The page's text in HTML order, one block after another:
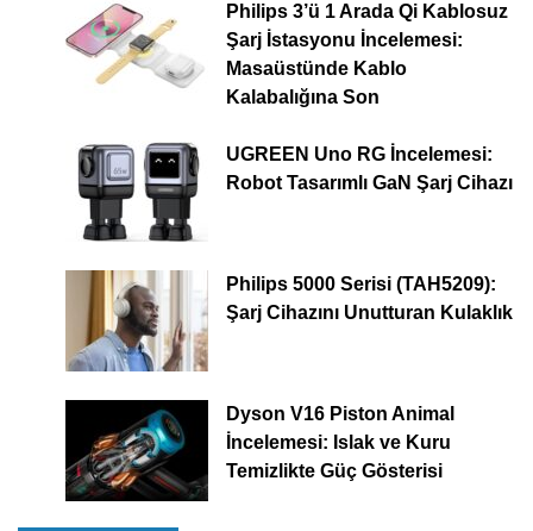
Philips 3’ü 1 Arada Qi Kablosuz
Şarj İstasyonu İncelemesi:
Masaüstünde Kablo
Kalabalığına Son
UGREEN Uno RG İncelemesi:
Robot Tasarımlı GaN Şarj Cihazı
Philips 5000 Serisi (TAH5209):
Şarj Cihazını Unutturan Kulaklık
Dyson V16 Piston Animal
İncelemesi: Islak ve Kuru
Temizlikte Güç Gösterisi